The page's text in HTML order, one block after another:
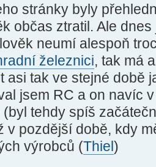
stránky byly
občas ztratil. Ale
neumí alespoň
železnici, tak má
asi tak ve stejné době
jsem RC a on navíc
tehdy spíš
v pozdější době, kdy
výrobců (Thiel )